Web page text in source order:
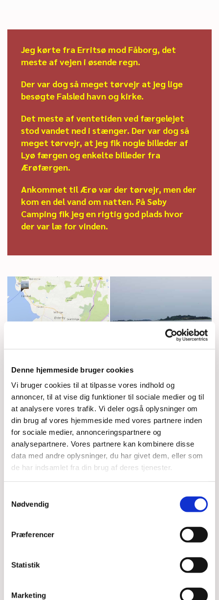
Denne hjemmeside bruger cookies
Vi bruger cookies til at tilpasse vores indhold og
annoncer, til at vise dig funktioner til sociale medier og til
at analysere vores trafik. Vi deler også oplysninger om
din brug af vores hjemmeside med vores partnere inden
for sociale medier, annonceringspartnere og
analysepartnere. Vores partnere kan kombinere disse
data med andre oplysninger, du har givet dem, eller som
de har indsamlet fra din brug af deres tjenester.
Nødvendig
Præferencer
Statistik
Marketing
Jeg kørte fra Erritsø mod Fåborg, det
meste af vejen i øsende regn.
Der var dog så meget tørvejr at jeg lige
besøgte Falsled havn og kirke.
Det meste af ventetiden ved færgelejet
stod vandet ned i stænger. Der var dog så
meget tørvejr, at jeg fik nogle billeder af
Lyø færgen og enkelte billeder fra
Ærøfærgen.
Ankommet til Ærø var der tørvejr, men der
kom en del vand om natten. På Søby
Camping fik jeg en rigtig god plads hvor
der var læ for vinden.